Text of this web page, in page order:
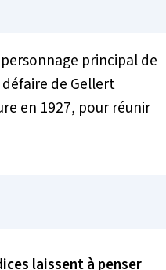
principal de
de Gellert
en 1927, pour réunir
laissent à penser